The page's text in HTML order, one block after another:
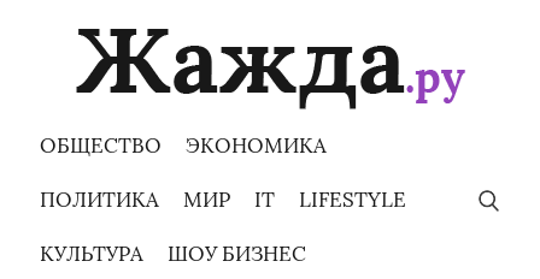
ОБЩЕСТВО ЭКОНОМИКА
ПОЛИТИКА МИР IT LIFESTYLE
КУЛЬТУРА ШОУ БИЗНЕС